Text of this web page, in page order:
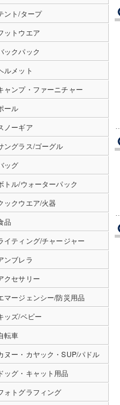
ント/タープ
ットウエア
ックパック
ルメット
ャンプ・ファーニチャー
ール
ノーギア
ングラス/ゴーグル
ッグ
トル/ウォーターパック
ックウエア/火器
品
イティング/チャージャー
ンブレラ
クセサリー
マージェンシー/防災用品
ッズ/ベビー
転車
ヌー・カヤック・SUP/パドル
ドッグ・キャット用品
ォトグラフィング